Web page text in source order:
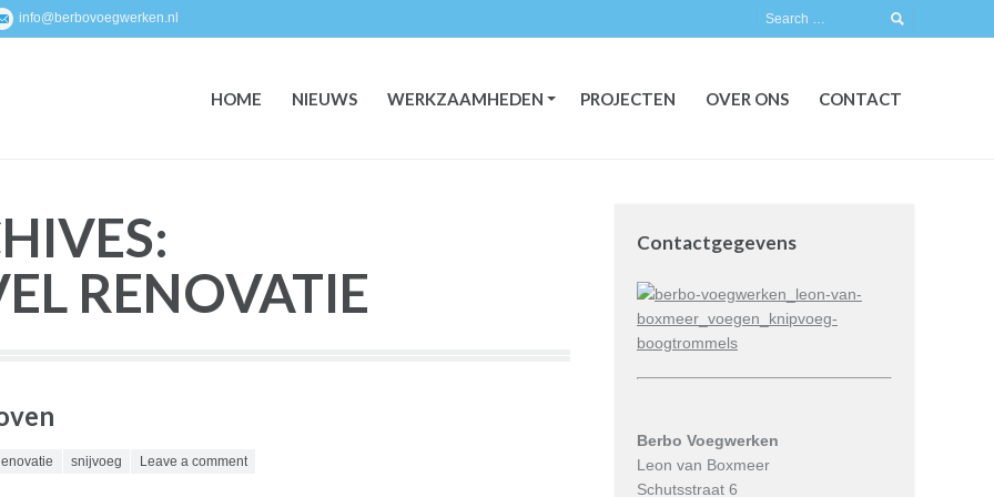
info@berbovoegwerken.nl
HOME NIEUWS WERKZAAMHEDEN PROJECTEN OVER ONS CONTACT
RENOVATIE
snijvoeg Leave a comment
Contactgegevens
Berbo Voegwerken
Leon van Boxmeer
Schutsstraat 6